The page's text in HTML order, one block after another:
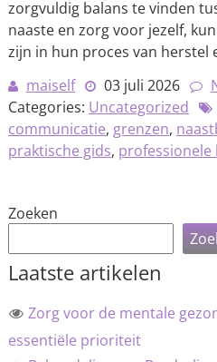
zorgvuldig balans te vinden
naaste en zorg voor jezelf,
zijn in hun proces van herstel
maiself
03 juli 2026
Categories: Uncategorized
communicatie, grenzen,
praktische gids, professionele
Zoeken
Laatste artikelen
Zorg voor de mentale
essentiële prioriteit